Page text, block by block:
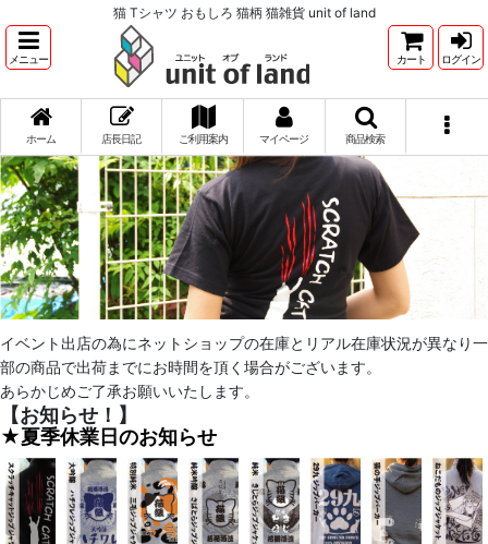
猫 Tシャツ おもしろ 猫柄 猫雑貨 unit of land
メニュー カート ログイン
ホーム 店長日記 ご利用案内 マイページ 商品検索
イベント出店の為にネットショップの在庫とリアル在庫状況が異なり一
部の商品で出荷までにお時間を頂く場合がございます。
あらかじめご了承お願いいたします。
【お知らせ！】
★夏季休業日のお知らせ